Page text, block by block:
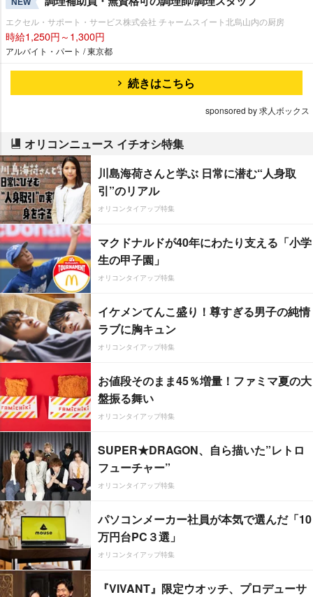
NEW
エクセル・サポート・サービス株式会社 チャームスイート北烏山内の厨房
時給1,250円～1,300円
アルバイト・パート / 東京都
続きはこちら
sponsored by 求人ボックス
オリコンニュース イチオシ特集
川島海荷さんと学ぶ 日常に潜む“人身取
引”のリアル
オリコンタイアップ特集
マクドナルドが40年にわたり支える「小学
生の甲子園」
オリコンタイアップ特集
イケメンてんこ盛り！尊すぎる男子の純情
ラブに胸キュン
オリコンタイアップ特集
お値段そのまま45％増量！ファミマ夏の大
盤振る舞い
オリコンタイアップ特集
SUPER★DRAGON、自ら描いた”レトロ
フューチャー”
オリコンタイアップ特集
パソコンメーカー社員が本気で選んだ「10
万円台PC３選」
オリコンタイアップ特集
『VIVANT』限定ウオッチ、プロデューサ